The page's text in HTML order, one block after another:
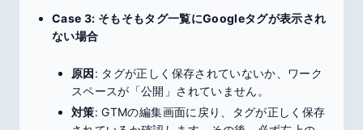
Case 3: そもそもタグ一覧にGoogleタグが表示され
ない場合
原因: タグが正しく保存されていないか、ワーク
スペースが「公開」されていません。
対策: GTMの編集画面に戻り、タグが正しく保存